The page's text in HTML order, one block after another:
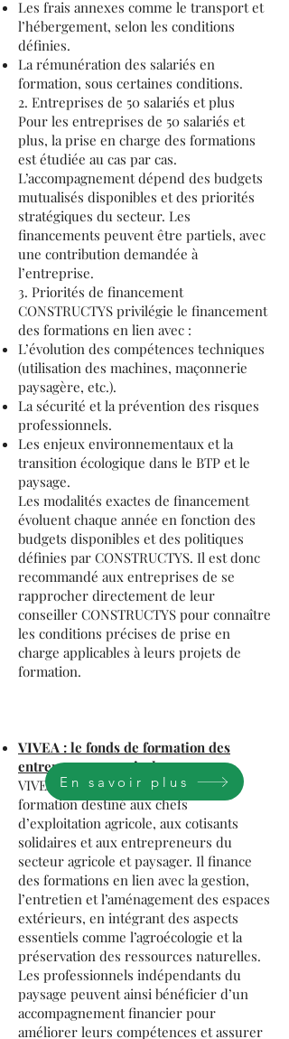
Les frais annexes comme le transport et
l’hébergement, selon les conditions
définies.
La rémunération des salariés en
formation, sous certaines conditions.
2. Entreprises de 50 salariés et plus
Pour les entreprises de 50 salariés et
plus, la prise en charge des formations
est étudiée au cas par cas.
L’accompagnement dépend des budgets
mutualisés disponibles et des priorités
stratégiques du secteur. Les
financements peuvent être partiels, avec
une contribution demandée à
l’entreprise.
3. Priorités de financement
CONSTRUCTYS privilégie le financement
des formations en lien avec :
L’évolution des compétences techniques
(utilisation des machines, maçonnerie
paysagère, etc.).
La sécurité et la prévention des risques
professionnels.
Les enjeux environnementaux et la
transition écologique dans le BTP et le
paysage.
Les modalités exactes de financement
évoluent chaque année en fonction des
budgets disponibles et des politiques
définies par CONSTRUCTYS. Il est donc
recommandé aux entreprises de se
rapprocher directement de leur
conseiller CONSTRUCTYS pour connaître
les conditions précises de prise en
charge applicables à leurs projets de
formation.
VIVEA : le fonds de formation des
entrepreneurs agricoles
VIVEA est un fonds d’assurance
formation destiné aux chefs
d’exploitation agricole, aux cotisants
solidaires et aux entrepreneurs du
secteur agricole et paysager. Il finance
des formations en lien avec la gestion,
l’entretien et l’aménagement des espaces
extérieurs, en intégrant des aspects
essentiels comme l’agroécologie et la
préservation des ressources naturelles.
Les professionnels indépendants du
paysage peuvent ainsi bénéficier d’un
accompagnement financier pour
améliorer leurs compétences et assurer
En savoir plus